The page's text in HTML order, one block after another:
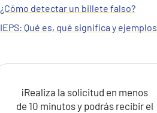
¿Cómo detectar un billete falso?
IEPS: Qué es, qué significa y ejemplos
¡Realiza la solicitud en menos
de 10 minutos y podrás recibir el